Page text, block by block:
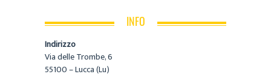
INFO
Indirizzo
Via delle Trombe, 6
55100 – Lucca (Lu)